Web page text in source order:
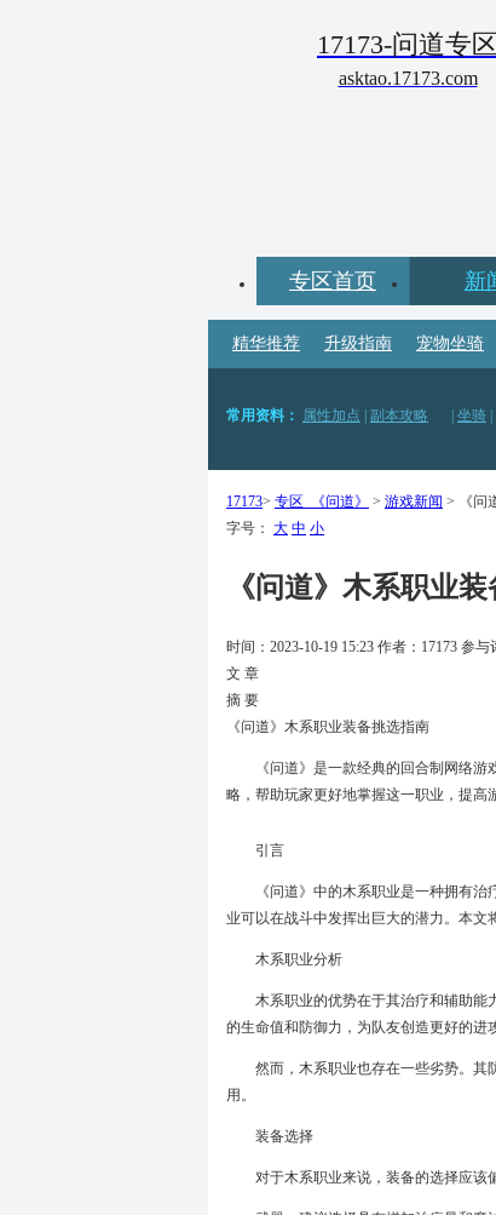
17173-问道专区
asktao.17173.com
专区首页 新
精华推荐 升级指南 宠物坐骑
常用资料： 属性加点 副本攻略 坐骑
17173> 专区_《问道》 > 游戏新闻 > 《问
字号： 大 中 小
《问道》木系职业
时间：2023-10-19 15:23 作者：17173 参与
文 章
摘 要
《问道》木系职业装备挑选指南
《问道》是一款经典的回合制网络
略，帮助玩家更好地掌握这一职业，提高
引言
《问道》中的木系职业是一种拥有
业可以在战斗中发挥出巨大的潜力。本文
木系职业分析
木系职业的优势在于其治疗和辅助能
的生命值和防御力，为队友创造更好的进
然而，木系职业也存在一些劣势。其
用。
装备选择
对于木系职业来说，装备的选择应该